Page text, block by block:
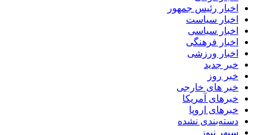
اخبار رئیس جمهور
اخبار سیاست
اخبار سیاسی
اخبار فرهنگی
اخبار ورزشی
خبر جدید
خبر روز
خبر های خارجی
خبرهای آمریکا
خبرهای اروپا
دسته‌بندی نشده
سپهر نیوز